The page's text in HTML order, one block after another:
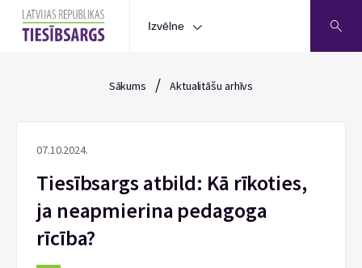
Izvēlne
Sākums / Aktualitāšu arhīvs
07.10.2024.
Tiesībsargs atbild: Kā rīkoties,
ja neapmierina pedagoga
rīcība?